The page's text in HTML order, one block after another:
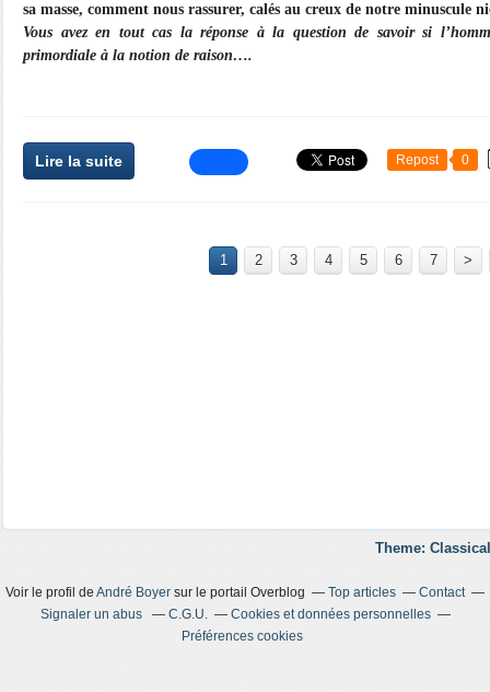
sa masse, comment nous rassurer, calés au creux de notre minuscule
Vous avez en tout cas la réponse à la question de savoir si
primordiale à la notion de raison….
Lire la suite Repost 0
1 2 3 4 5 6 7 >
Theme:
Voir le profil de André Boyer sur le portail Overblog Top articles
Contact
Signaler un abus
C.G.U.
Cookies et données personnelles
Préférences cookies